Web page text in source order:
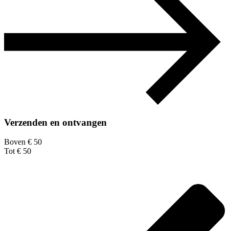
Verzenden en ontvangen
Boven € 50
Tot € 50